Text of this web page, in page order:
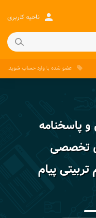
person ناحیه کاربری
local_offer عضو شده یاوارد حساب شوید.
و پاسخنامه
تخصصی
پیام